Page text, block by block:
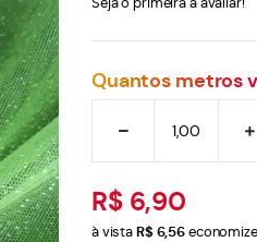
Quantos metros
R$ 6,90
à vistaR$ 6,56economize